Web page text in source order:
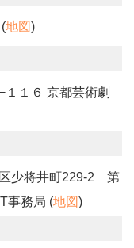
地図)
１６ 京都芸術劇
少将井町229-2 第
事務局 (地図)